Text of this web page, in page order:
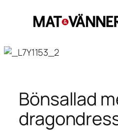
Bönsallad